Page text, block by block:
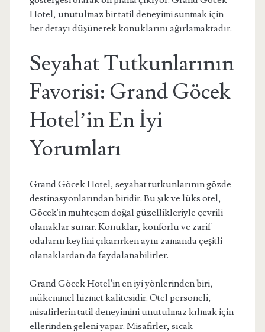
Hotel, unutulmaz bir tatil deneyimi sunmak için
her detayı düşünerek konuklarını ağırlamaktadır.
Seyahat Tutkunlarının
Favorisi: Grand Göcek
Hotel’in En İyi
Yorumları
Grand Göcek Hotel, seyahat tutkunlarının gözde
destinasyonlarından biridir. Bu şık ve lüks otel,
Göcek'in muhteşem doğal güzellikleriyle çevrili
olanaklar sunar. Konuklar, konforlu ve zarif
odaların keyfini çıkarırken aynı zamanda çeşitli
olanaklardan da faydalanabilirler.
Grand Göcek Hotel'in en iyi yönlerinden biri,
mükemmel hizmet kalitesidir. Otel personeli,
misafirlerin tatil deneyimini unutulmaz kılmak için
ellerinden geleni yapar. Misafirler, sıcak